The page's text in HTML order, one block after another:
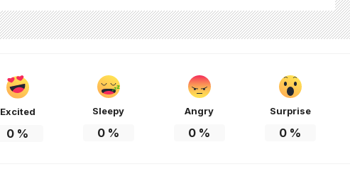
Excited
0 %
Sleepy
0 %
Angry
0 %
Surprise
0 %